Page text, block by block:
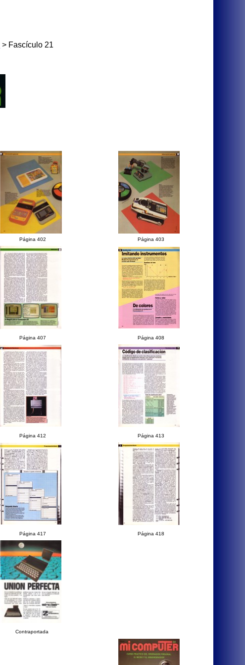
> Fascículo 21
Página 402 Página 403
Página 407 Página 408
Página 412 Página 413
Página 417 Página 418
Contraportada